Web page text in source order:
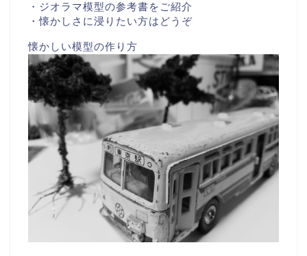
・ジオラマ模型の参考書をご紹介
・懐かしさに浸りたい方はどうぞ
懐かしい模型の作り方